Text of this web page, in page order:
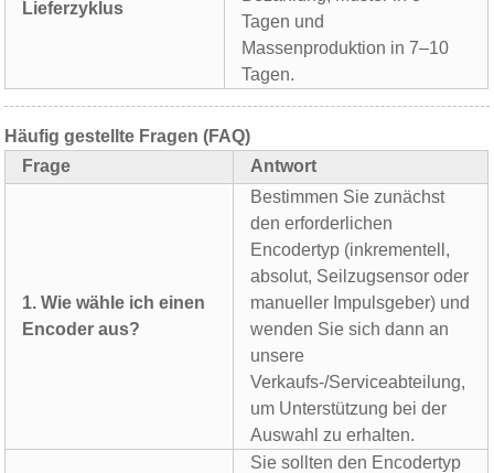
Lieferzyklus
Tagen und
Massenproduktion in 7–10
Tagen.
Häufig gestellte Fragen (FAQ)
Frage
Antwort
1. Wie wähle ich einen
Encoder aus?
Bestimmen Sie zunächst
den erforderlichen
Encodertyp (inkrementell,
absolut, Seilzugsensor oder
manueller Impulsgeber) und
wenden Sie sich dann an
unsere
Verkaufs-/Serviceabteilung,
um Unterstützung bei der
Auswahl zu erhalten.
Sie sollten den Encodertyp